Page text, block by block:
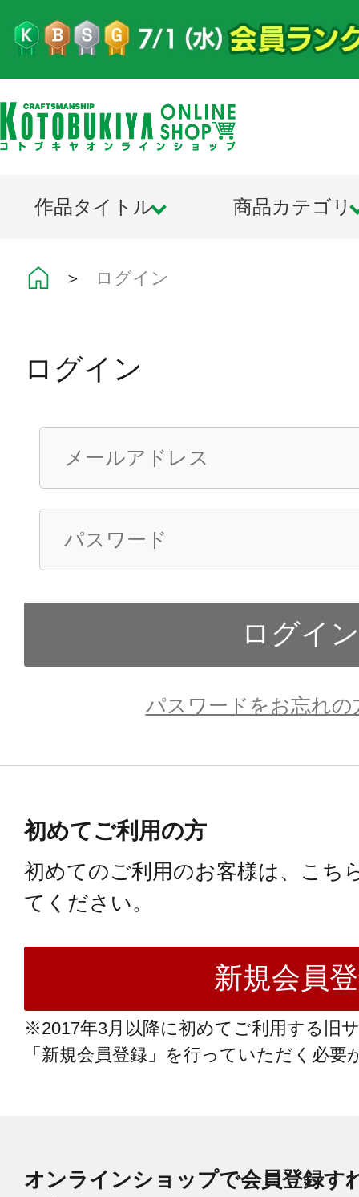
作品タイトル 商品カテゴリ
＞ ログイン
ログイン
パスワードをお忘れの
初めてご利用の方
初めてのご利用のお客様は、こち
てください。
※2017年3月以降に初めてご利用する旧
「新規会員登録」を行っていただく必要
オンラインショップで会員登録す